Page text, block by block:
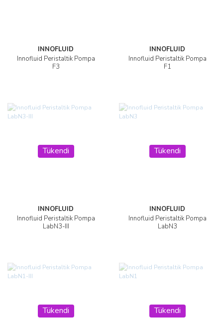
INNOFLUID
Innofluid Peristaltik Pompa
F3
INNOFLUID
Innofluid Peristaltik Pompa
F1
Tükendi
INNOFLUID
Innofluid Peristaltik Pompa
LabN3-III
Tükendi
INNOFLUID
Innofluid Peristaltik Pompa
LabN3
Tükendi Tükendi